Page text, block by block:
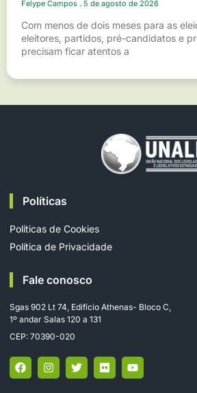
Felype Campos 5 de agosto de 2026
Com menos de dois meses para as
eleitores, partidos, pré-candidatos e
precisam ficar atentos a
Políticas
Políticas de Cookies
Política de Privacidade
Fale conosco
Sgas 902 Lt 74, Edifício Athenas- Bloco C,
1º andar Salas 120 a 131
CEP: 70390-020